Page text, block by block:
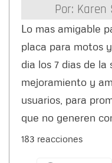
Por: Karen
Lo mas amigable
placa para motos
dia los 7 dias de la
mejoramiento y
usuarios, para
que no generen
183 reacciones